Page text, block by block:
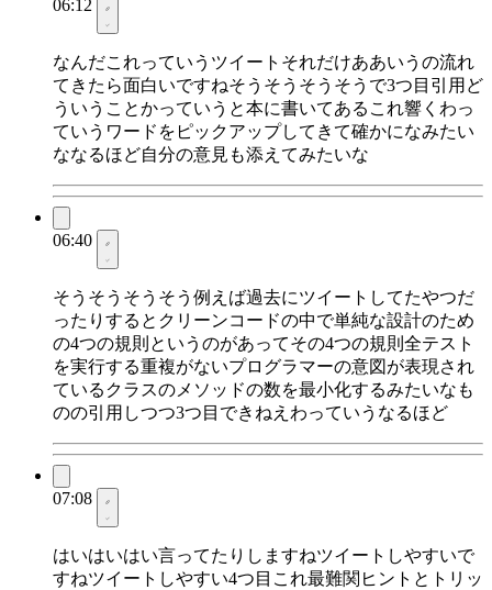
06:12
なんだこれっていうツイートそれだけああいうの流れ
てきたら面白いですねそうそうそうそうで3つ目引用ど
ういうことかっていうと本に書いてあるこれ響くわっ
ていうワードをピックアップしてきて確かになみたい
ななるほど自分の意見も添えてみたいな
06:40
そうそうそうそう例えば過去にツイートしてたやつだ
ったりするとクリーンコードの中で単純な設計のため
の4つの規則というのがあってその4つの規則全テスト
を実行する重複がないプログラマーの意図が表現され
ているクラスのメソッドの数を最小化するみたいなも
のの引用しつつ3つ目できねえわっていうなるほど
07:08
はいはいはい言ってたりしますねツイートしやすいで
すねツイートしやすい4つ目これ最難関ヒントとトリッ